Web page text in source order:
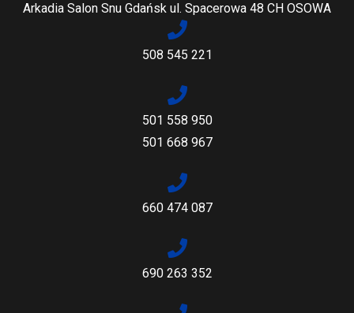
Arkadia Salon Snu Gdańsk ul. Spacerowa 48 CH OSOWA
508 545 221
501 558 950
501 668 967
660 474 087
690 263 352